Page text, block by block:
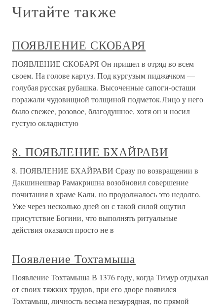
Читайте также
ПОЯВЛЕНИЕ СКОБАРЯ
ПОЯВЛЕНИЕ СКОБАРЯ Он пришел в отряд во всем
своем. На голове картуз. Под кургузым пиджачком —
голубая русская рубашка. Высоченные сапоги-осташи
поражали чудовищной толщиной подметок.Лицо у него
было свежее, розовое, благодушное, хотя он и носил
густую окладистую
8. ПОЯВЛЕНИЕ БХАЙРАВИ
8. ПОЯВЛЕНИЕ БХАЙРАВИ Сразу по возвращении в
Дакшинешвар Рамакришна возобновил совершение
почитания в храме Кали, но продолжалось это недолго.
Уже через несколько дней он с такой силой ощутил
присутствие Богини, что выполнять ритуальные
действия оказался просто не в
Появление Тохтамыша
Появление Тохтамыша В 1376 году, когда Тимур отдыхал
от своих тяжких трудов, при его дворе появился
Тохтамыш, личность весьма незаурядная, по прямой